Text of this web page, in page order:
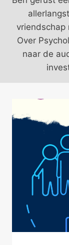
vriendschap
Over
naar de